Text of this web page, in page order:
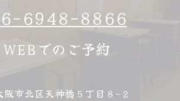
6948-8866
WEBでのご予約
阪市北区天神橋５丁目８−２